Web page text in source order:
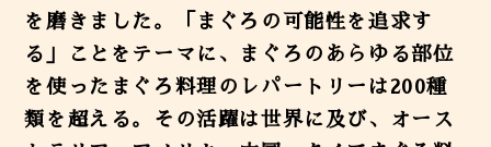
を磨きました。「まぐろの可能性を追求す
る」ことをテーマに、まぐろのあらゆる部位
を使ったまぐろ料理のレパートリーは200種
類を超える。その活躍は世界に及び、オース